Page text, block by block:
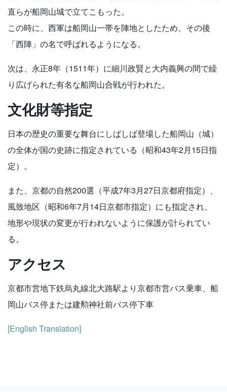
直らが船岡山城で立てこもった。
この時に、西軍は船岡山一帯を陣地としたため、その後
「西陣」の名で呼ばれるようになる。
次は、永正8年（1511年）に細川政賢と大内義興の間で繰
り広げられた有名な船岡山合戦が行われた。
文化財等指定
日本の歴史の重要な舞台にしばしば登場した船岡山（城）
の全体が国の史跡に指定されている（昭和43年2月15日指
定）。
また、京都の自然200選（平成7年3月27日京都府指定）、
風致地区（昭和6年7月14日京都市指定）にも指定され、
地形や現状の変更が行われないように保護が計られてい
る。
アクセス
京都市営地下鉄烏丸線北大路駅より京都市営バス乗車、船
岡山バス停または建勲神社前バス停下車
[English Translation]